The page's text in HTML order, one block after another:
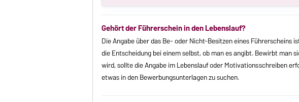
Gehört der Führerschein in den Lebenslauf?
Die Angabe über das Be- oder Nicht-Besitzen eines
die Entscheidung bei einem selbst, ob man es angibt. Bewirbt man
wird, sollte die Angabe im Lebenslauf oder Motivationsschreiben
etwas in den Bewerbungsunterlagen zu suchen.